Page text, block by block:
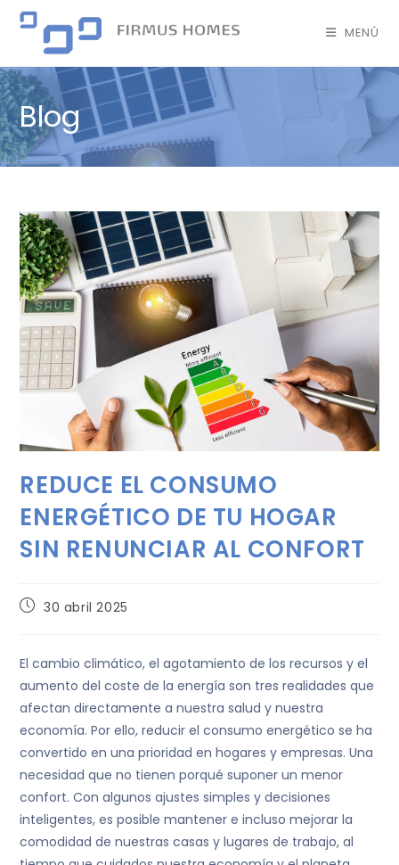
MENÚ
Blog
REDUCE EL CONSUMO
ENERGÉTICO DE TU HOGAR
SIN RENUNCIAR AL CONFORT
30 abril 2025
El cambio climático, el agotamiento de los recursos y el
aumento del coste de la energía son tres realidades que
afectan directamente a nuestra salud y nuestra
economía. Por ello, reducir el consumo energético se ha
convertido en una prioridad en hogares y empresas. Una
necesidad que no tienen porqué suponer un menor
confort. Con algunos ajustes simples y decisiones
inteligentes, es posible mantener e incluso mejorar la
comodidad de nuestras casas y lugares de trabajo, al